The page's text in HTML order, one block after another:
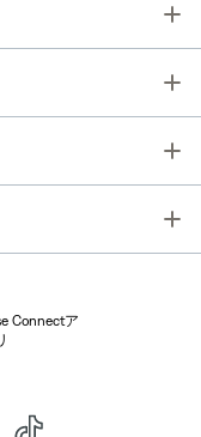
Connectア